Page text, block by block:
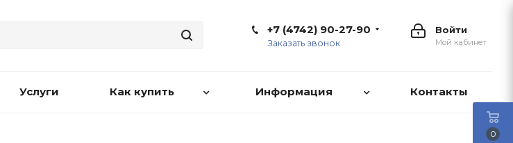
Войти
Мой кабинет
+7 (4742) 90-27-90
Заказать звонок
Услуги Как купить Информация Контакты
0